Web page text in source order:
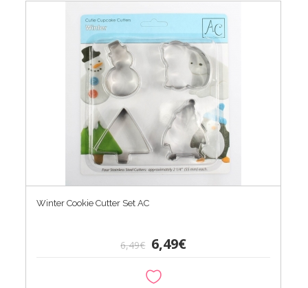
Winter Cookie Cutter Set AC
6,49€ 6,49€